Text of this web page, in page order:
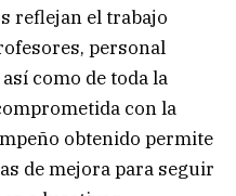
reflejan el trabajo
personal
como de toda la
con la
obtenido permite
de mejora para seguir